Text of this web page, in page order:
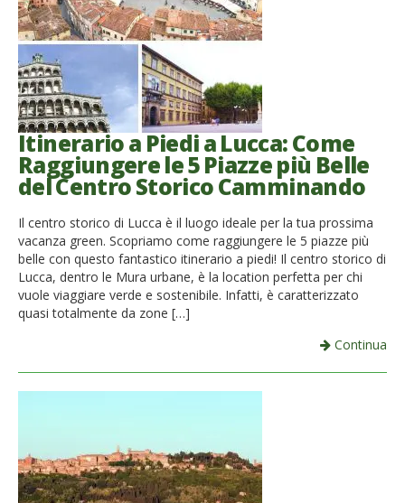
Itinerario a Piedi a Lucca: Come
Raggiungere le 5 Piazze più Belle
del Centro Storico Camminando
Il centro storico di Lucca è il luogo ideale per la tua prossima
vacanza green. Scopriamo come raggiungere le 5 piazze più
belle con questo fantastico itinerario a piedi! Il centro storico di
Lucca, dentro le Mura urbane, è la location perfetta per chi
vuole viaggiare verde e sostenibile. Infatti, è caratterizzato
quasi totalmente da zone […]
Continua